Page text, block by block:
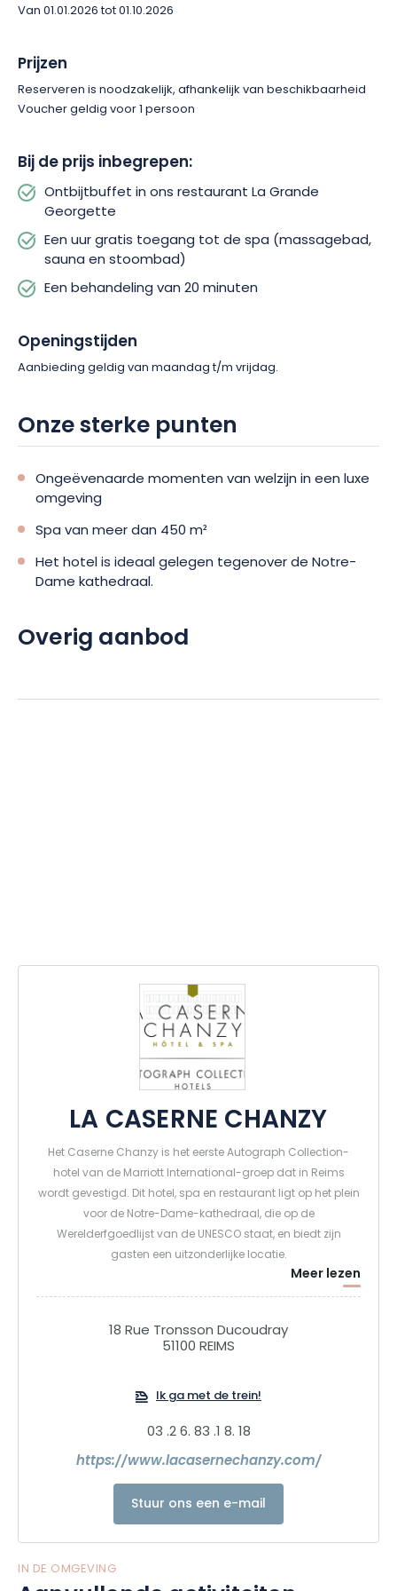
Van 01.01.2026 tot 01.10.2026
Prijzen
Reserveren is noodzakelijk, afhankelijk van beschikbaarheid
Voucher geldig voor 1 persoon
Bij de prijs inbegrepen:
Ontbijtbuffet in ons restaurant La Grande
Georgette
Een uur gratis toegang tot de spa (massagebad,
sauna en stoombad)
Een behandeling van 20 minuten
Openingstijden
Aanbieding geldig van maandag t/m vrijdag.
Onze sterke punten
Ongeëvenaarde momenten van welzijn in een luxe
omgeving
Spa van meer dan 450 m²
Het hotel is ideaal gelegen tegenover de Notre-
Dame kathedraal.
Overig aanbod
LA CASERNE CHANZY
Het Caserne Chanzy is het eerste Autograph Collection-
hotel van de Marriott International-groep dat in Reims
wordt gevestigd. Dit hotel, spa en restaurant ligt op het plein
voor de Notre-Dame-kathedraal, die op de
Werelderfgoedlijst van de UNESCO staat, en biedt zijn
gasten een uitzonderlijke locatie.
Het hotelgebouw is een plek vol geschiedenis. Het werd in
1926 in gebruik genomen en bood bijna 70 jaar onderdak
aan de brandweerkazerne van Reims. In 2019 werd het
oppervlakte van 5.500 m2, maakt deel uit van het
architectonische art-deco-erfgoed dat de wederopbouw
In de Chanzy-kazerne is een hotel met 89 kamers
ondergebracht, waarvan de helft een adembenemend
eind van de jaren twintig bestond: de grote schaal de
Meer lezen
18 Rue Tronsson Ducoudray
51100 REIMS
Ik ga met de trein!
03 .2 6. 83 .1 8. 18
https://www.lacasernechanzy.com/
Stuur ons een e-mail
IN DE OMGEVING